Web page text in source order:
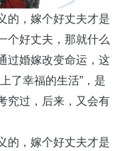
的，嫁个好丈夫才是
个好丈夫，那就什么
过婚嫁改变命运，这
了幸福的生活”，是
究过，后来，又会有
的，嫁个好丈夫才是